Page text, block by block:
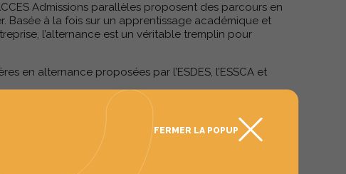
Admissions parallèles proposent des parcours en
Basée à la fois sur un apprentissage académique et
l’alternance est un véritable tremplin pour
en alternance proposées par l’ESDES, l’ESSCA et
FERMER LA POPUP